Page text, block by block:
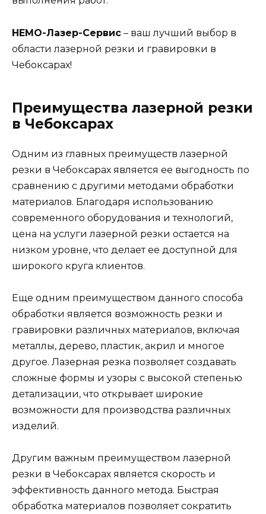
НЕМО-Лазер-Сервис – ваш лучший выбор в
области лазерной резки и гравировки в
Чебоксарах!
Преимущества лазерной резки
в Чебоксарах
Одним из главных преимуществ лазерной
резки в Чебоксарах является ее выгодность по
сравнению с другими методами обработки
материалов. Благодаря использованию
современного оборудования и технологий,
цена на услуги лазерной резки остается на
низком уровне, что делает ее доступной для
широкого круга клиентов.
Еще одним преимуществом данного способа
обработки является возможность резки и
гравировки различных материалов, включая
металлы, дерево, пластик, акрил и многое
другое. Лазерная резка позволяет создавать
сложные формы и узоры с высокой степенью
детализации, что открывает широкие
возможности для производства различных
изделий.
Другим важным преимуществом лазерной
резки в Чебоксарах является скорость и
эффективность данного метода. Быстрая
обработка материалов позволяет сократить